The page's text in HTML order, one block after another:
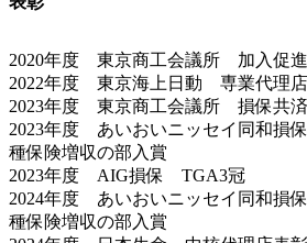
2020年度 東京商工会議所 加入促
2022年度 東京海上日動 専業代理店
2023年度 東京商工会議所 損保共
2023年度 あいおいニッセイ同和
種保険増収の部入賞
2023年度 AIG損保 TGA3冠
2024年度 あいおいニッセイ同和
種保険増収の部入賞